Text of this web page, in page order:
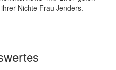
Nichte Frau Jenders.